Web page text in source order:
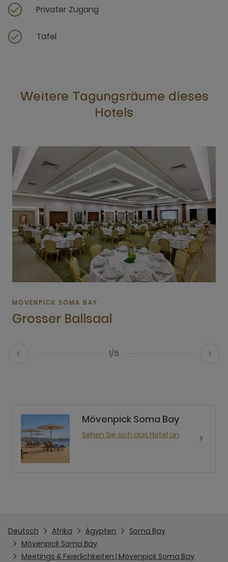
Privater Zugang
Tafel
Weitere Tagungsräume dieses
Hotels
1/5
MÖVENPICK SOMA BAY
Grosser Ballsaal
Mövenpick Soma Bay
Sehen Sie sich das Hotel an
Deutsch Afrika Ägypten
Soma Bay
Mövenpick Soma Bay
Meetings & Feierlichkeiten | Mövenpick Soma Bay